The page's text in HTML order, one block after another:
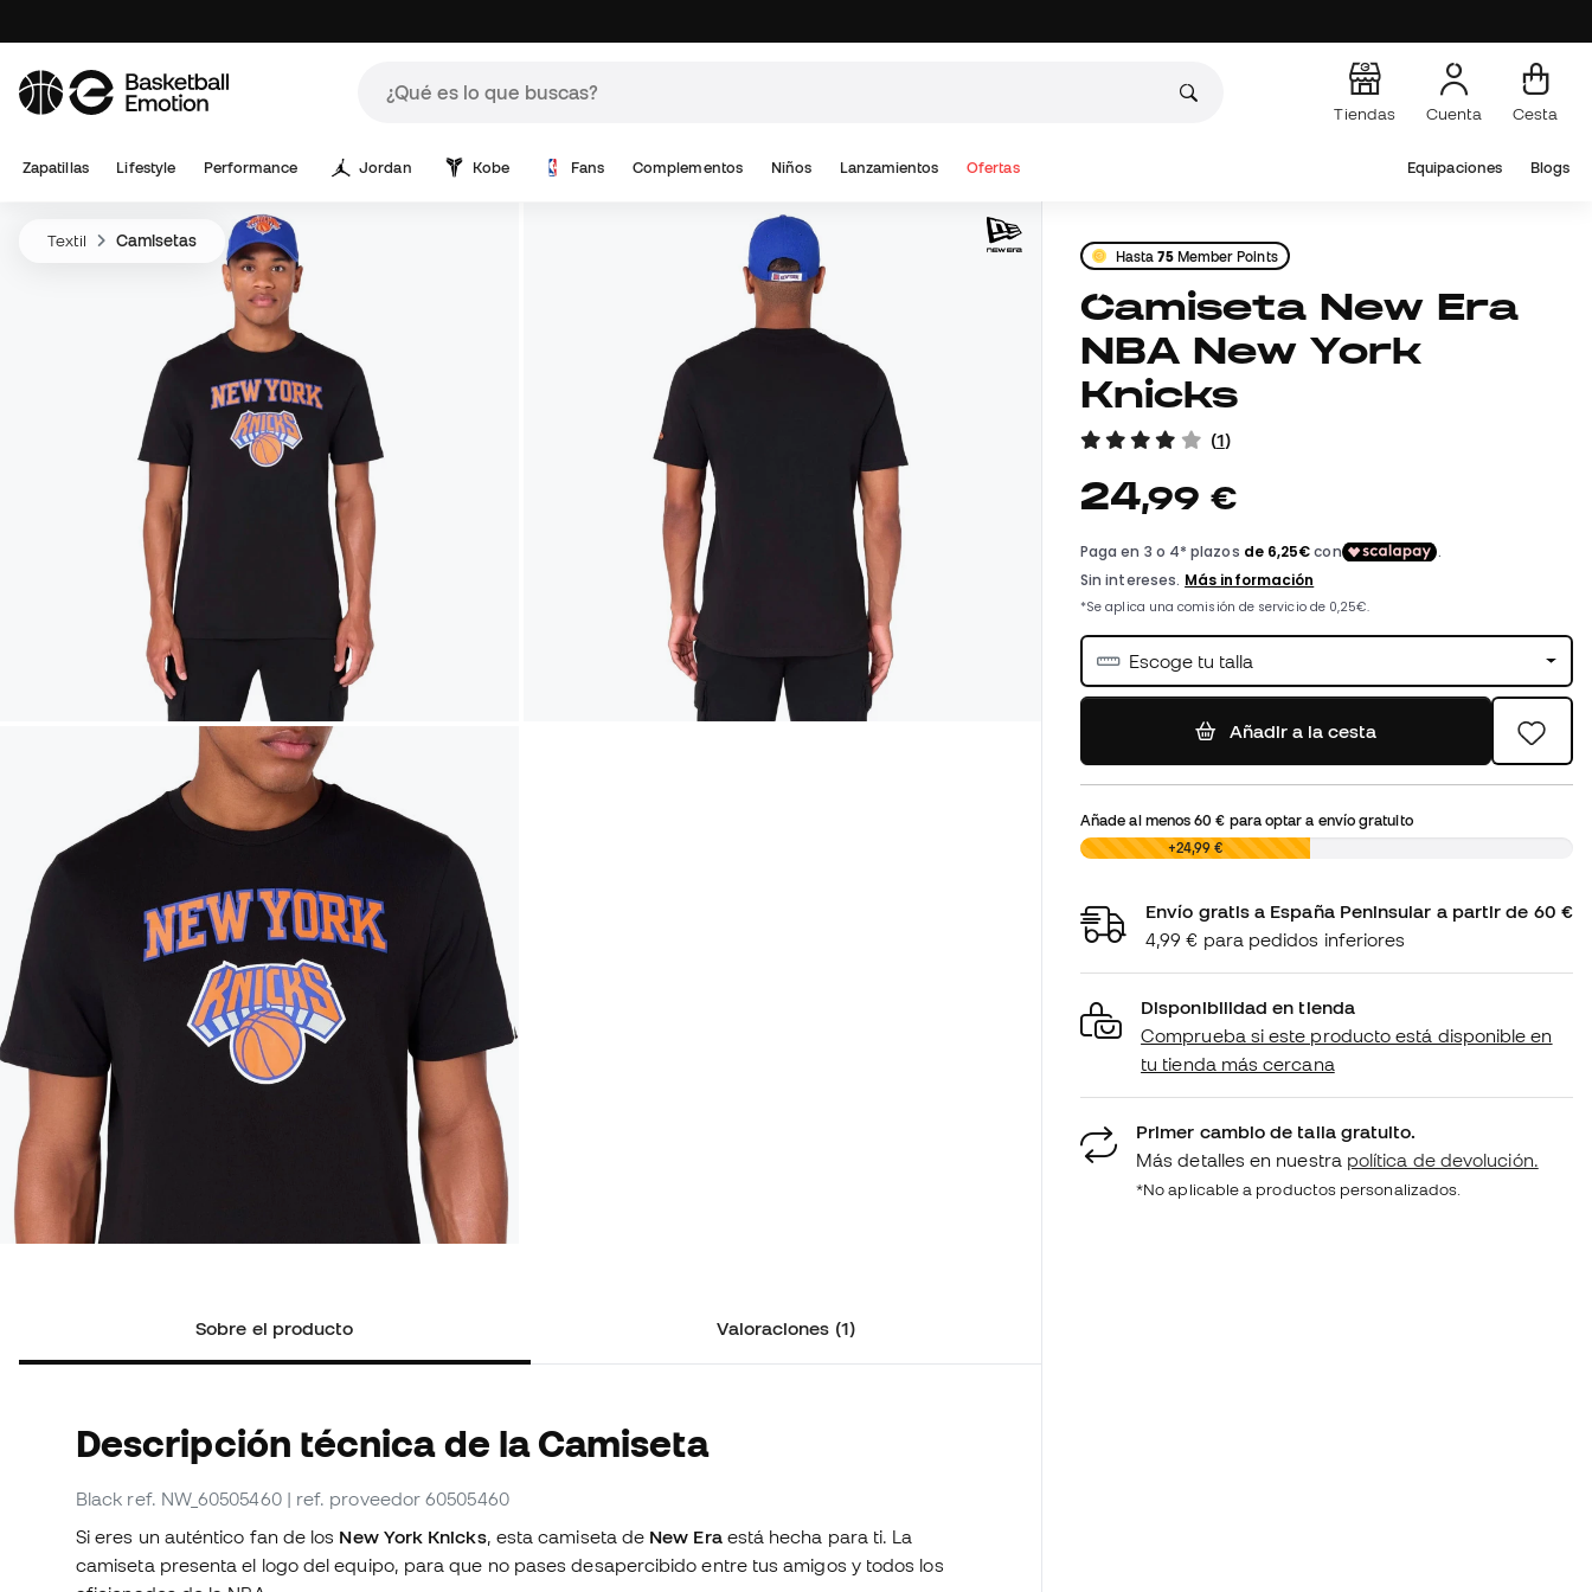
Tiendas Cuenta Cesta
Zapatillas Lifestyle Performance Jordan Kobe Fans Complementos Niños Lanzamientos Ofertas Equipaciones Blogs
Textil Camisetas
Sobre el producto Valoraciones (1)
Descripción técnica de la Camiseta
Black ref. NW_60505460 | ref. proveedor 60505460
Si eres un auténtico fan de los New York Knicks, esta camiseta de New Eraestá hecha para ti. La
camiseta presenta el logo del equipo, para que no pases desapercibido entre tus amigos y todos los
Hasta75Member Points
Camiseta New Era
NBA New York
Knicks
(1)
24,99 €
Escoge tu talla
Añadir a la cesta
Añade al menos60 € para optar a envío gratuito
0,00 € +24,99 €
Envío gratis a España Peninsular a partir de 60 €
4,99 € para pedidos inferiores
Disponibilidad en tienda
Comprueba si este producto está disponible en
tu tienda más cercana
Primer cambio de talla gratuito.
Más detalles en nuestra política de devolución.
*No aplicable a productos personalizados.